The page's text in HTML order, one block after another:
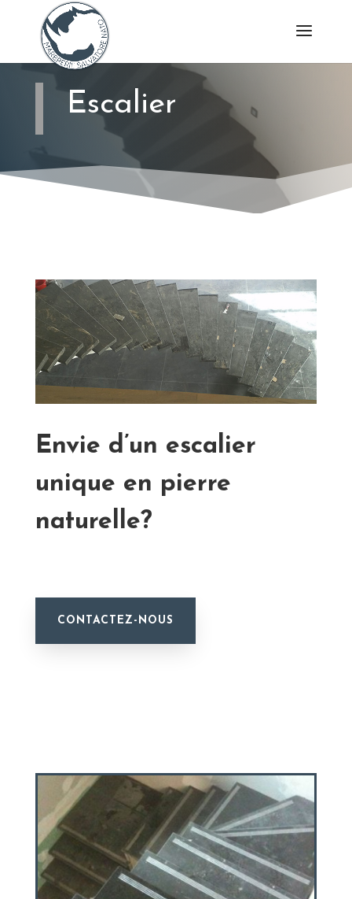
Escalier
Envie d’un escalier
unique en pierre
naturelle?
CONTACTEZ-NOUS